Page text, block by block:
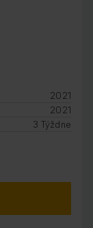
2021
2021
3 Týždne